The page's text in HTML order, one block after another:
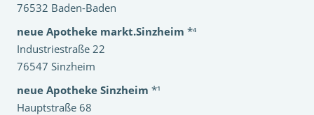
76532 Baden-Baden
neue Apotheke markt.Sinzheim *⁴
Industriestraße 22
76547 Sinzheim
neue Apotheke Sinzheim *¹
Hauptstraße 68